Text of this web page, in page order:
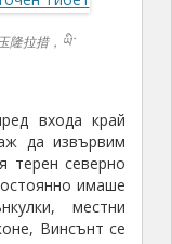
隆拉措，ཡི་
входа край
да извървим
терен северно
имаше
местни
Винсънт се